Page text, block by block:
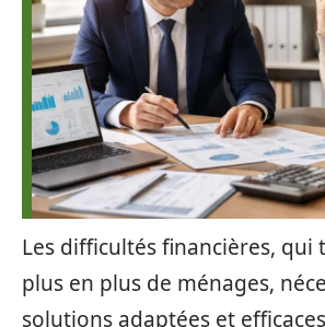
Les difficultés financières, qui
plus en plus de ménages,
solutions adaptées et